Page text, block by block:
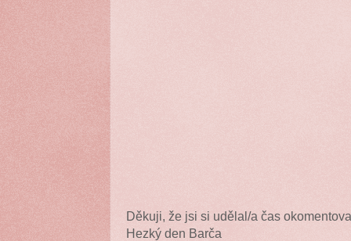
Děkuji, že jsi si udělal/a čas
Hezký den Barča